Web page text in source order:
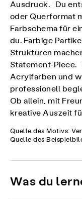
Ausdruck. Du
oder Querformat
Farbschema für
du. Farbige
Strukturen
Statement-Piece.
Acrylfarben und
professionell
Ob allein, mit
kreative Auszeit
Quelle des Motivs:
Quelle des
Was du